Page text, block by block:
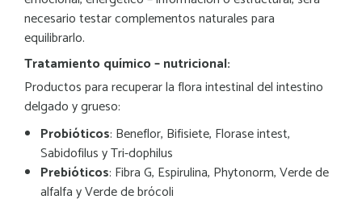
necesario testar complementos naturales para
equilibrarlo.
Tratamiento químico – nutricional:
Productos para recuperar la flora intestinal del intestino
delgado y grueso:
Probióticos: Beneflor, Bifisiete, Florase intest,
Sabidofilus y Tri-dophilus
Prebióticos: Fibra G, Espirulina, Phytonorm, Verde de
alfalfa y Verde de brócoli